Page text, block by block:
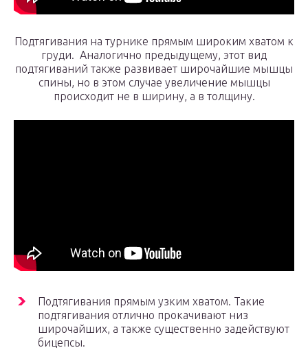
Подтягивания на турнике прямым широким хватом к
груди. Аналогично предыдущему, этот вид
подтягиваний также развивает широчайшие мышцы
спины, но в этом случае увеличение мышцы
происходит не в ширину, а в толщину.
Подтягивания прямым узким хватом. Такие
подтягивания отлично прокачивают низ
широчайших, а также существенно задействуют
бицепсы.